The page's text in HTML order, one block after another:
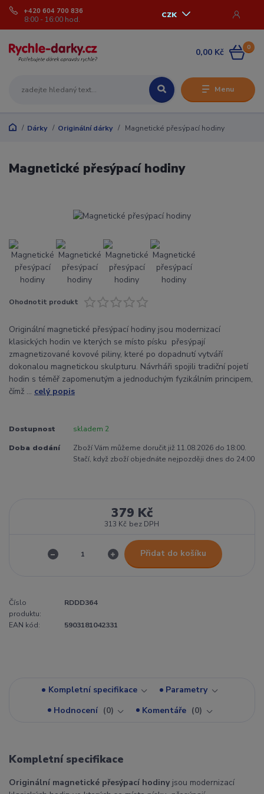
Menu
CZK
+420 604 700 836
8:00 - 16:00 hod.
0
0,00 Kč
Dárky Originální dárky Magnetické přesýpací hodiny
Magnetické přesýpací hodiny
Ohodnotit produkt
Originální magnetické přesýpací hodiny jsou modernizací
klasických hodin ve kterých se místo písku přesýpají
zmagnetizované kovové piliny, které po dopadnutí vytváří
dokonalou magnetickou skulpturu. Návrháři spojili tradiční pojetí
hodin s téměř zapomenutým a jednoduchým fyzikálním principem,
čímž ... celý popis
Dostupnost skladem 2
Doba dodání
Zboží Vám můžeme doručit již 11.08.2026 do 18:00.
Stačí, když zboží objednáte nejpozději dnes do 24:00
379 Kč
313 Kč bez DPH
Přidat do košíku
Číslo
produktu:
RDDD364
EAN kód: 5903181042331
Kompletní specifikace
Parametry
Hodnocení
0 Komentáře 0
Kompletní specifikace
Originální magnetické přesýpací hodiny jsou modernizací